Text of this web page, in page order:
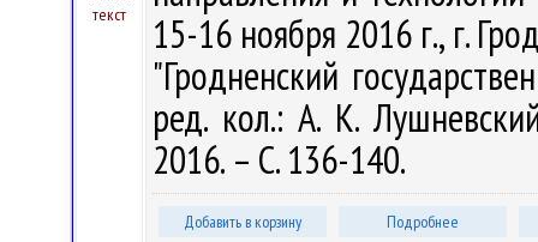
текст
15-16 ноября 2016 г., г.
"Гродненский
ред. кол.: А. К.
2016. – С. 136-140.
Добавить в корзину Подробнее